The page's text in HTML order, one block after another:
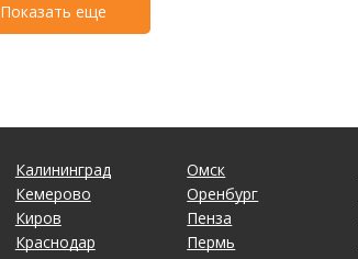
Показать еще
Калининград
Кемерово
Киров
Краснодар
Омск
Оренбург
Пенза
Пермь